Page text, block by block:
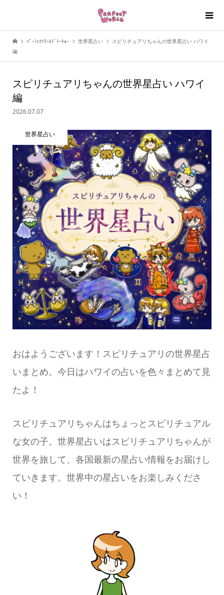
ﾊﾟｰﾌｪｸﾄﾜｰﾙﾄﾞﾄｰｷｮｰ 世界星占い
スピリチュアリちゃんの世界星占い ハワイ
編
スピリチュアリちゃんの世界星占い ハワイ
編
2026.07.07
世界星占い
おはようございます！スピリチュアリの世界星占
いまとめ。今日はハワイの占いを色々まとめて見
たよ！
スピリチュアリちゃんはちょっとスピリチュアル
な女の子。世界星占いはスピリチュアリちゃんが
世界を旅して、各国最新の星占い情報をお届けし
ていきます。世界中の星占いをお楽しみくださ
い！